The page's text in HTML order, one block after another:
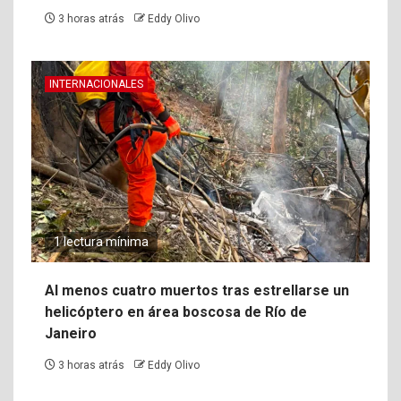
3 horas atrás Eddy Olivo
INTERNACIONALES
1 lectura mínima
Al menos cuatro muertos tras estrellarse un
helicóptero en área boscosa de Río de
Janeiro
3 horas atrás Eddy Olivo